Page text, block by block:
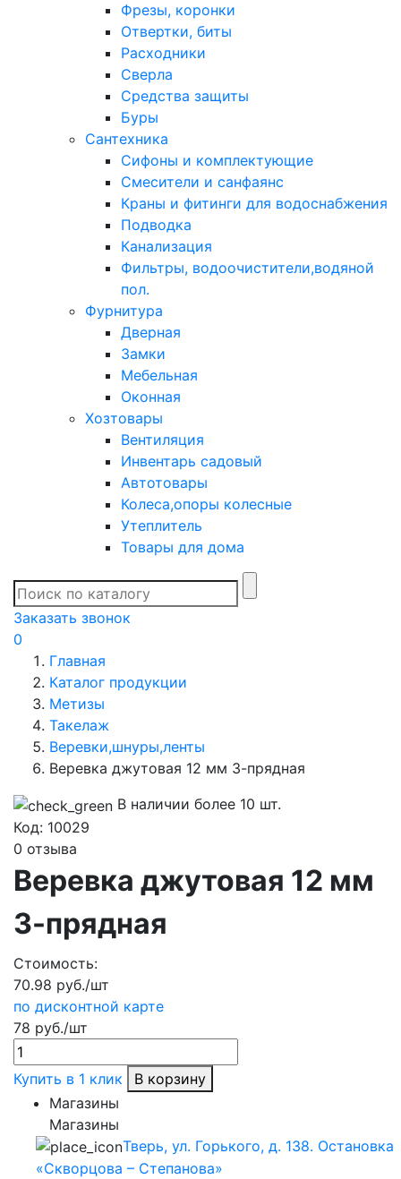
Фрезы, коронки
Отвертки, биты
Расходники
Сверла
Средства защиты
Буры
Сантехника
Сифоны и комплектующие
Смесители и санфаянс
Краны и фитинги для водоснабжения
Подводка
Канализация
Фильтры, водоочистители,водяной
пол.
Фурнитура
Дверная
Замки
Мебельная
Оконная
Хозтовары
Вентиляция
Инвентарь садовый
Автотовары
Колеса,опоры колесные
Утеплитель
Товары для дома
Заказать звонок
0
Главная
Каталог продукции
Метизы
Такелаж
Веревки,шнуры,ленты
Веревка джутовая 12 мм 3-прядная
В наличии более 10 шт.
Код: 10029
0 отзыва
Веревка джутовая 12 мм
3-прядная
Стоимость:
70.98 руб./шт
по дисконтной карте
78 руб./шт
Купить в 1 клик
В корзину
Магазины
Магазины
Тверь, ул. Горького, д. 138. Остановка
«Скворцова – Степанова»